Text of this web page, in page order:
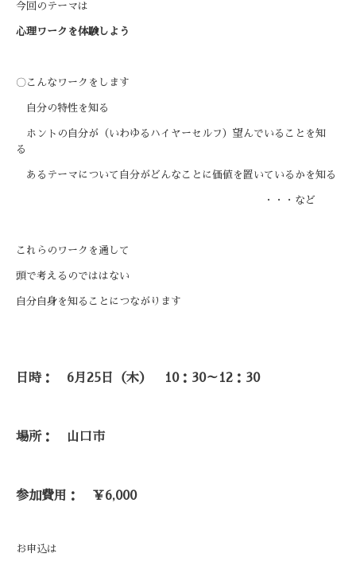
今回のテーマは
心理ワークを体験しよう
〇こんなワークをします
自分の特性を知る
ホントの自分が （いわゆるハイヤーセルフ） 望んでいることを知
る
あるテーマについて 自分がどんなことに価値を置いているかを知る
・・・など
これらのワークを通して
頭で考えるのでははない
自分自身を知ることにつながります
日時： 6月25日（木） 10：30～12：30
場所： 山口市
参加費用： ￥6,000
お申込は